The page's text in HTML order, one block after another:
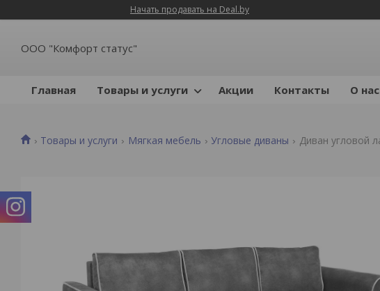
Начать продавать на Deal.by
ООО "Комфорт статус"
Главная Товары и услуги Акции Контакты О нас
Товары и услуги Мягкая мебель Угловые диваны Диван угловой